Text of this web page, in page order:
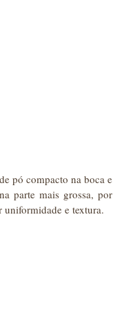
pó compacto na boca e
parte mais grossa, por
uniformidade e textura.